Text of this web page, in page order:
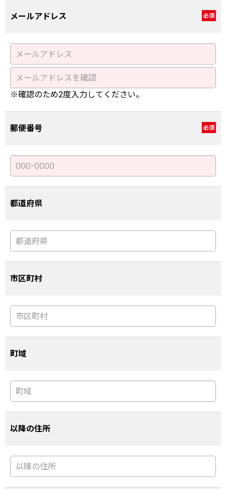
メールアドレス 必須
※確認のため2度入力してください。
郵便番号 必須
都道府県
市区町村
町域
以降の住所